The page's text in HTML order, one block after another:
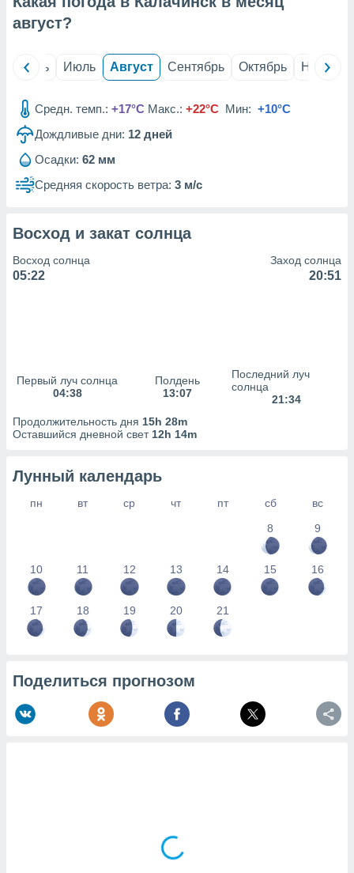
из
данных
наших 1199
август?
Июнь Июль Август Сентябрь Октябрь Ноябрь
Средн. темп.: +17°C Макс.: +22°C Мин: +10°C
Дождливые дни: 12 дней
Осадки: 62 мм
Средняя скорость ветра: 3 м/с
Восход и закат солнца
Восход солнца
05:22
Заход солнца
20:51
Первый луч солнца
04:38
Полдень
13:07
Последний луч
солнца
21:34
Продолжительность дня 15h 28m
Оставшийся дневной свет 12h 14m
Лунный календарь
пн вт ср чт пт сб
вс
8
9
10 11 12 13 14 15 16
17 18 19 20 21
Поделиться прогнозом